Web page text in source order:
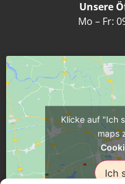
Unsere
Mo – Fr:
Klicke auf "Ich
maps
Ich